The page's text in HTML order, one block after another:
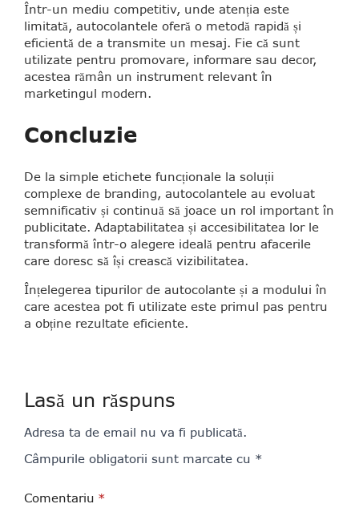
Într-un mediu competitiv, unde atenția este
limitată, autocolantele oferă o metodă rapidă și
eficientă de a transmite un mesaj. Fie că sunt
utilizate pentru promovare, informare sau decor,
acestea rămân un instrument relevant în
marketingul modern.
Concluzie
De la simple etichete funcționale la soluții
complexe de branding, autocolantele au evoluat
semnificativ și continuă să joace un rol important în
publicitate. Adaptabilitatea și accesibilitatea lor le
transformă într-o alegere ideală pentru afacerile
care doresc să își crească vizibilitatea.
Înțelegerea tipurilor de autocolante și a modului în
care acestea pot fi utilizate este primul pas pentru
a obține rezultate eficiente.
Lasă un răspuns
Adresa ta de email nu va fi publicată.
Câmpurile obligatorii sunt marcate cu *
Comentariu *